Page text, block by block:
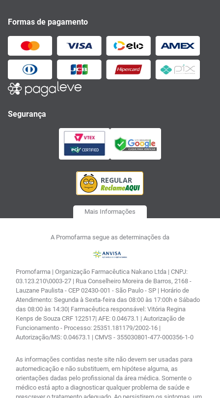
Formas de pagamento
Segurança
Mais Informações
A Promofarma segue as determinações da
Promofarma | Organização Farmacêutica Nakano Ltda | CNPJ:
03.123.210\0003-27 | Rua Conselheiro Moreira de Barros, 2168 -
Lauzane Paulista - CEP 02430-001 - São Paulo - SP | Horário de
Atendimento: Segunda à Sexta-feira das 08:00 às 17:00h e Sábado
das 08:00 às 14:30| Farmacêutica responsável: Vitória Regina
Kenps de Souza CRF 122517| AFE: 0.04673.1 | Autorização de
Funcionamento - Processo: 25351.181179/2002-16 |
Autorização/MS: 0.04673.1 | CMVS - 355030801-477-000356-1-0
As informações contidas neste site não devem ser usadas para
automedicação e não substituem, em hipótese alguma, as
orientações dadas pelo profissional da área médica. Somente o
médico está apto a diagnosticar qualquer problema de saúde e